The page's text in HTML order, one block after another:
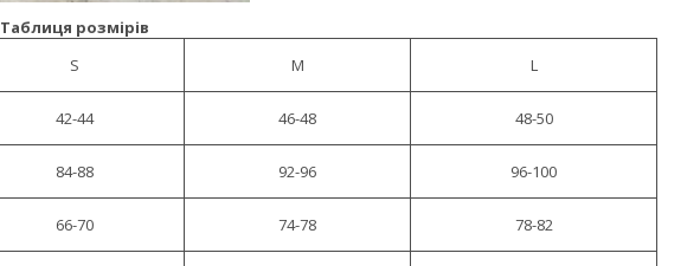
Таблиця розмірів
S M L
42-44 46-48 48-50
84-88 92-96 96-100
66-70 74-78 78-82